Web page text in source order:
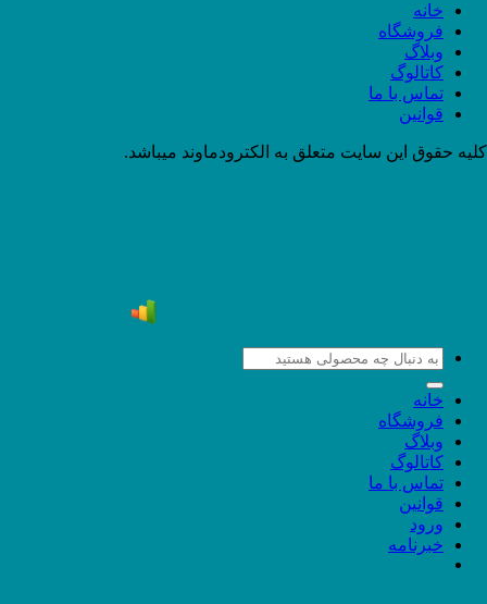
خانه
فروشگاه
وبلاگ
کاتالوگ
تماس با ما
قوانین
کلیه حقوق این سایت متعلق به الکترودماوند میباشد.
جستجو
برای:
خانه
فروشگاه
وبلاگ
کاتالوگ
تماس با ما
قوانین
ورود
خبرنامه